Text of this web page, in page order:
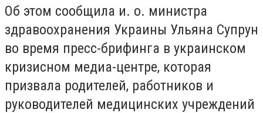
Об этом сообщила и. о. министра
здравоохранения Украины Ульяна Супрун
во время пресс-брифинга в украинском
кризисном медиа-центре, которая
призвала родителей, работников и
руководителей медицинских учреждений